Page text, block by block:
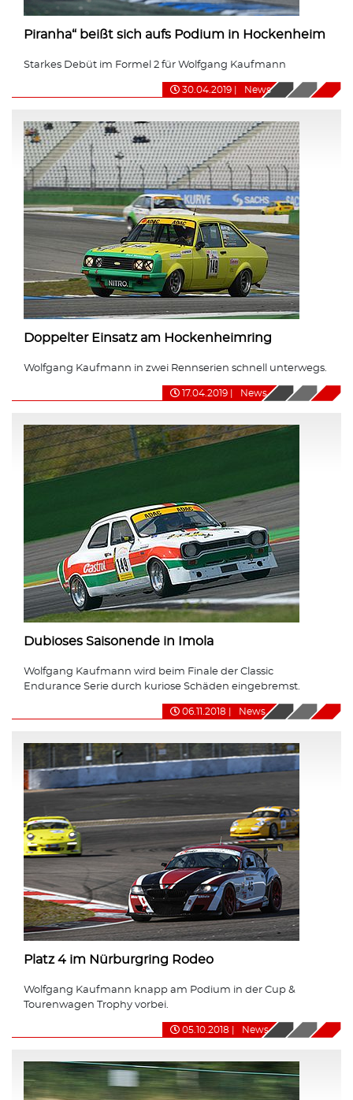
Piranha“ beißt sich aufs Podium in Hockenheim
Starkes Debüt im Formel 2 für Wolfgang Kaufmann
30.04.2019 News
Doppelter Einsatz am Hockenheimring
Wolfgang Kaufmann in zwei Rennserien schnell unterwegs.
17.04.2019 News
Dubioses Saisonende in Imola
Wolfgang Kaufmann wird beim Finale der Classic
Endurance Serie durch kuriose Schäden eingebremst.
06.11.2018 News
Platz 4 im Nürburgring Rodeo
Wolfgang Kaufmann knapp am Podium in der Cup &
Tourenwagen Trophy vorbei.
05.10.2018 News